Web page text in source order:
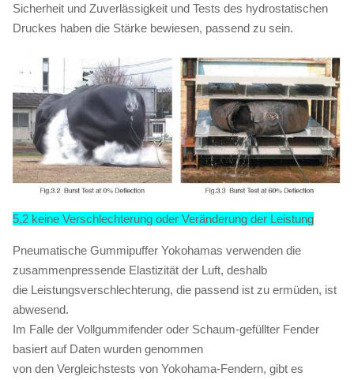
Sicherheit und Zuverlässigkeit und Tests des hydrostatischen
Druckes haben die Stärke bewiesen, passend zu sein.
5,2 keine Verschlechterung oder Veränderung der Leistung
Pneumatische Gummipuffer Yokohamas verwenden die
zusammenpressende Elastizität der Luft, deshalb
die Leistungsverschlechterung, die passend ist zu ermüden, ist
abwesend.
Im Falle der Vollgummifender oder Schaum-gefüllter Fender
basiert auf Daten wurden genommen
von den Vergleichstests von Yokohama-Fendern, gibt es